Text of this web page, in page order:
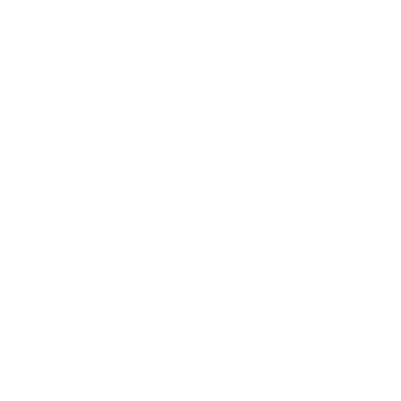
chính hãng thì khách hàng nên yêu cầu Đại lý
tin nhắn xác nhận của tổng đài Panasonic về
đặc biệt được tham gia gói bảo hành mở rộng
ưu tiên bảo hành Panasonic, 110 trạm bảo hành
Cần Thơ)
trải nghiệm dịch vụ bảo hành Chuẩn Nhật.
công nghệ tuyệt vời này nhé.